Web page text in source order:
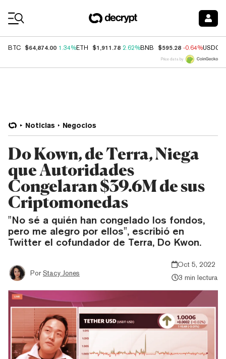
BTC $64,874.00 1.34%ETH $1,911.78 2.62%BNB $595.28 -0.64%USDC
Price data by
Noticias Negocios
Do Kown, de Terra, Niega
que Autoridades
Congelaran $39.6M de sus
Criptomonedas
"No sé a quién han congelado los fondos,
pero me alegro por ellos", escribió en
Twitter el cofundador de Terra, Do Kwon.
Por Stacy Jones
Oct 5, 2022
3 min lectura